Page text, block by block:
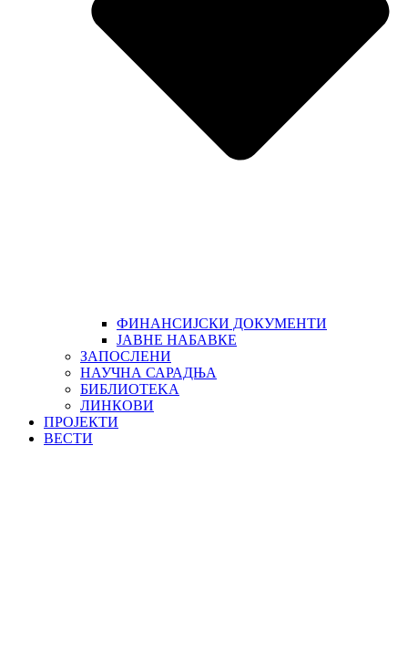
ФИНАНСИЈСКИ ДОКУМЕНТИ
ЈАВНЕ НАБАВКЕ
ЗАПОСЛЕНИ
НАУЧНА САРАДЊА
БИБЛИОТЕKА
ЛИНКОВИ
ПРОЈЕКТИ
ВЕСТИ